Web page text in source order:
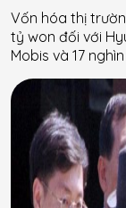
Vốn hóa thị
tỷ won đối với
Mobis và 17